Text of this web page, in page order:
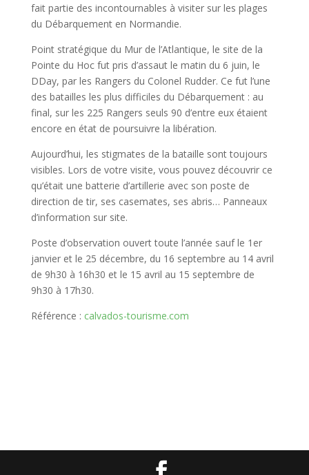
fait partie des incontournables à visiter sur les plages
du Débarquement en Normandie.
Point stratégique du Mur de l’Atlantique, le site de la
Pointe du Hoc fut pris d’assaut le matin du 6 juin, le
DDay, par les Rangers du Colonel Rudder. Ce fut l’une
des batailles les plus difficiles du Débarquement : au
final, sur les 225 Rangers seuls 90 d’entre eux étaient
encore en état de poursuivre la libération.
Aujourd’hui, les stigmates de la bataille sont toujours
visibles. Lors de votre visite, vous pouvez découvrir ce
qu’était une batterie d’artillerie avec son poste de
direction de tir, ses casemates, ses abris… Panneaux
d’information sur site.
Poste d’observation ouvert toute l’année sauf le 1er
janvier et le 25 décembre, du 16 septembre au 14 avril
de 9h30 à 16h30 et le 15 avril au 15 septembre de
9h30 à 17h30.
Référence : calvados-tourisme.com